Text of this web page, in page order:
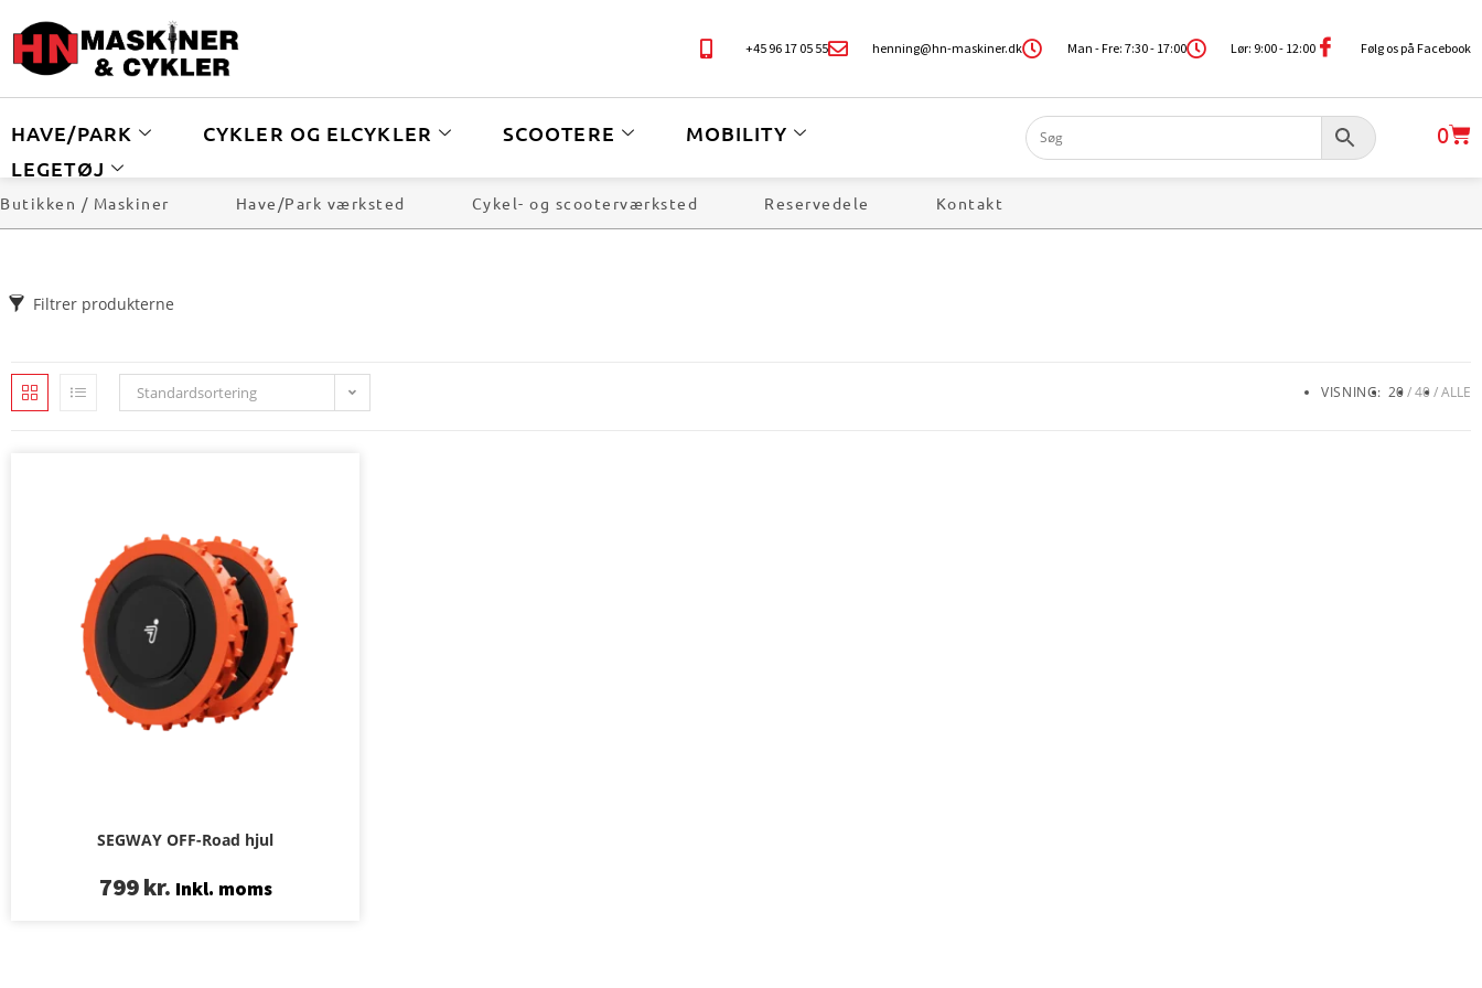
+45 96 17 05 55 henning@hn-maskiner.dk Man - Fre: 7:30 - 17:00 Lør: 9:00 - 12:00 Følg os på Facebook
HAVE/PARK CYKLER OG ELCYKLER SCOOTERE
MOBILITY
LEGETØJ
0
Butikken / Maskiner Have/Park værksted Cykel- og scooterværksted Reservedele Kontakt
Filtrer produkterne
Standardsortering VISNING: 20 40 ALLE
SEGWAY OFF-Road hjul
799kr. Inkl. moms